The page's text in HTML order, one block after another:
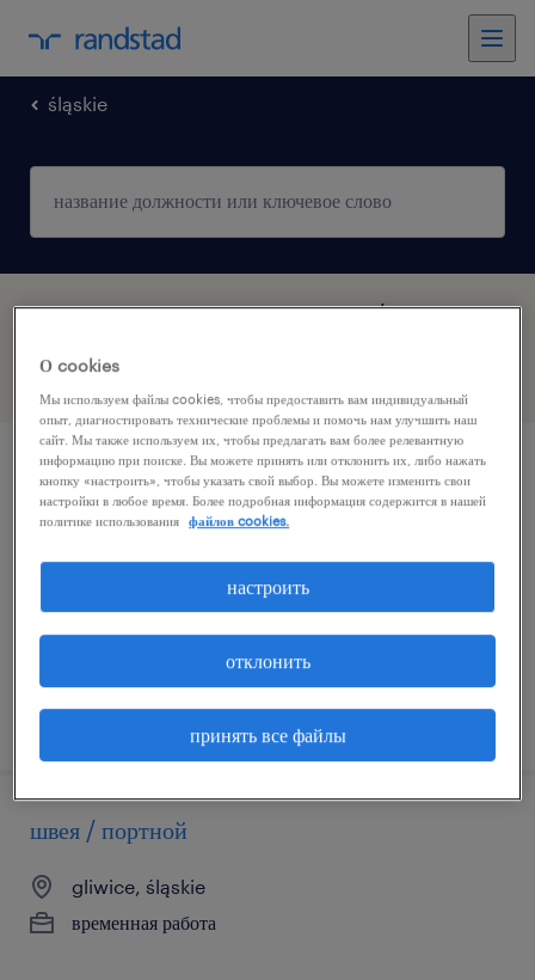
śląskie
2 работ, найденных в Przyszowice, Śląskie
работник склада с udt
przyszowice, śląskie
временная работа
размещённый на сайте 20 июль 2026
швея / портной
gliwice, śląskie
временная работа
О cookies
Мы используем файлы cookies, чтобы предоставить вам индивидуальный
опыт, диагностировать технические проблемы и помочь нам улучшить наш
сайт. Мы также используем их, чтобы предлагать вам более релевантную
информацию при поиске. Вы можете принять или отклонить их, либо нажать
кнопку «настроить», чтобы указать свой выбор. Вы можете изменить свои
настройки в любое время. Более подробная информация содержится в нашей
политике использования
файлов cookies.
принять все файлы
отклонить
настроить